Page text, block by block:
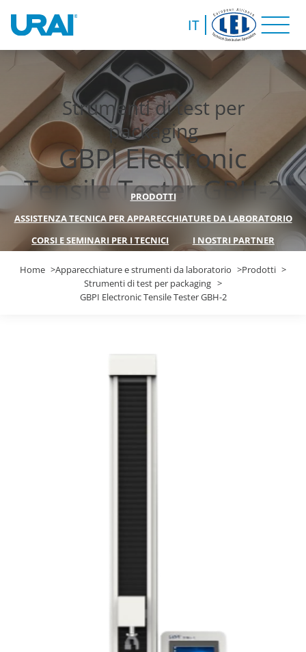
IT
Strumenti di test per
packaging
GBPI Electronic
Tensile Tester GBH-2
PRODOTTI
ASSISTENZA TECNICA PER APPARECCHIATURE DA LABORATORIO
CORSI E SEMINARI PER I TECNICI
I NOSTRI PARTNER
Home Apparecchiature e strumenti da laboratorio
Prodotti
Strumenti di test per packaging
GBPI Electronic Tensile Tester GBH-2